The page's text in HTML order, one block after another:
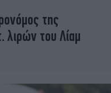
της
λιρών του Λίαμ